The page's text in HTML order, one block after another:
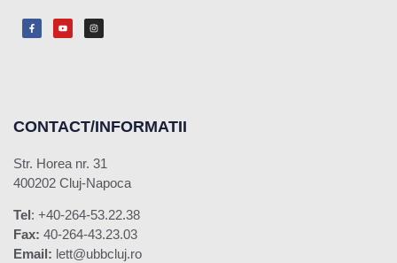
CONTACT/INFORMATII
Str. Horea nr. 31
400202 Cluj-Napoca
Tel: +40-264-53.22.38
Fax: 40-264-43.23.03
Email: lett@ubbcluj.ro